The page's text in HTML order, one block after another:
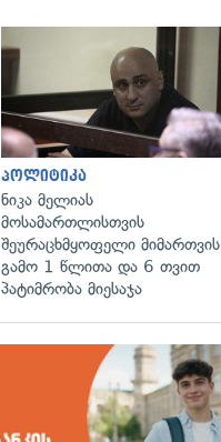
გადახედვა
პოლიტიკა
ნიკა მელიას
მოსამართლისთვის
შეურაცხმყოფელი მიმართვის
გამო 1 წლითა და 6 თვით
პატიმრობა მიესაჯა